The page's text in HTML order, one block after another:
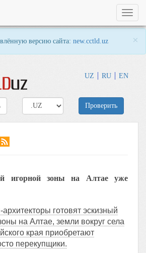
версию сайта: new.cctld.uz ×
UZ RU EN
Toggle
Проверить
игорной зоны на Алтае уже
готовят эскизный
на Алтае, земли вокруг села
края приобретают
перекупщики.